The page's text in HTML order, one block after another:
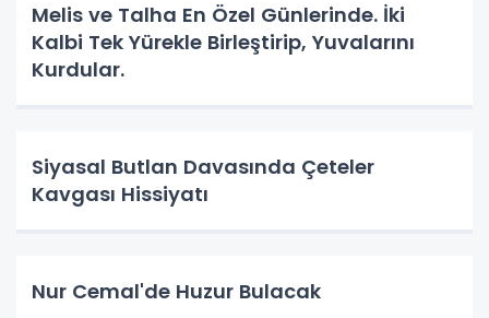
Melis ve Talha En Özel Günlerinde. İki
Kalbi Tek Yürekle Birleştirip, Yuvalarını
Kurdular.
Siyasal Butlan Davasında Çeteler
Kavgası Hissiyatı
Nur Cemal'de Huzur Bulacak